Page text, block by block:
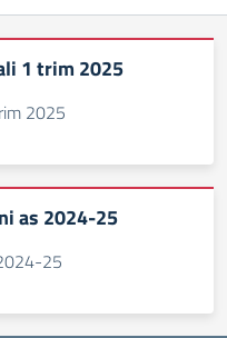
1 trim 2025
2025
as 2024-25
25